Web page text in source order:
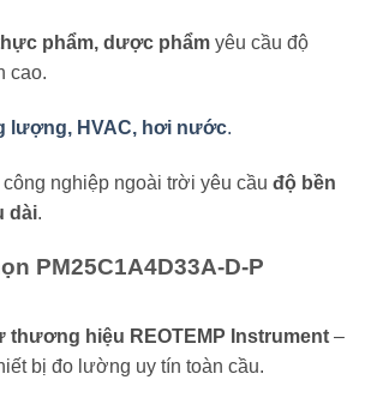
phẩm, dược phẩmyêu cầu độ
cao.
lượng, HVAC, hơi nước.
nghiệp ngoài trời yêu cầu độ bền
dài.
PM25C1A4D33A-D-P
thương hiệu REOTEMP Instrument–
bị đo lường uy tín toàn cầu.